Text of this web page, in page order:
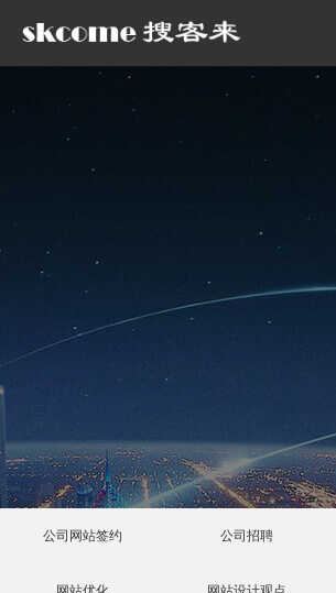
公司网站签约 公司招聘